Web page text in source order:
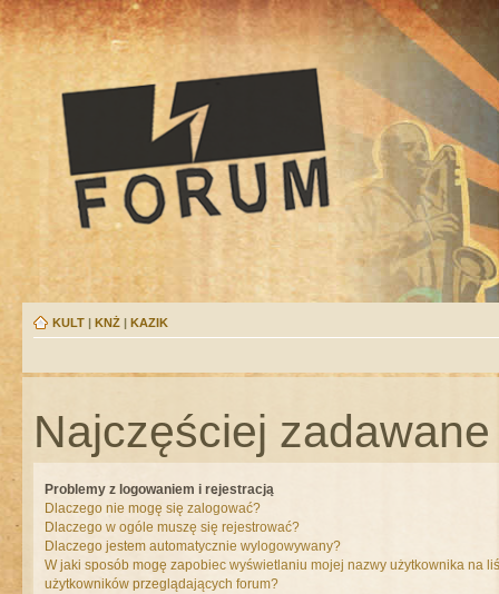
KULT | KNŻ | KAZIK
Najczęściej
Problemy z logowaniem i rejestracją
Dlaczego nie mogę się zalogować?
Dlaczego w ogóle muszę się rejestrować?
Dlaczego jestem automatycznie wylogowywany?
W jaki sposób mogę zapobiec wyświetlaniu mojej nazwy użytkownika na
użytkowników przeglądających forum?